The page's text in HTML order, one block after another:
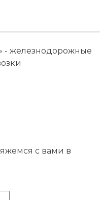
- железнодорожные
с вами в